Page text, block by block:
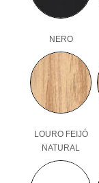
NERO
LOURO FEIJÓ
NATURAL